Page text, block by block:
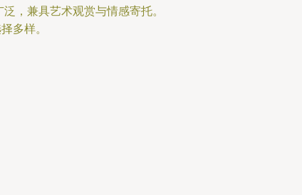
，兼具艺术观赏与情感寄托。
多样。